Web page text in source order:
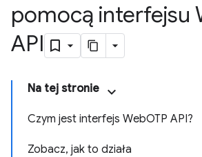
pomocą interfejsu
API
Na tej stronie
Czym jest interfejs WebOTP API?
Zobacz, jak to działa